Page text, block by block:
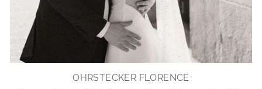
OHRSTECKER FLORENCE